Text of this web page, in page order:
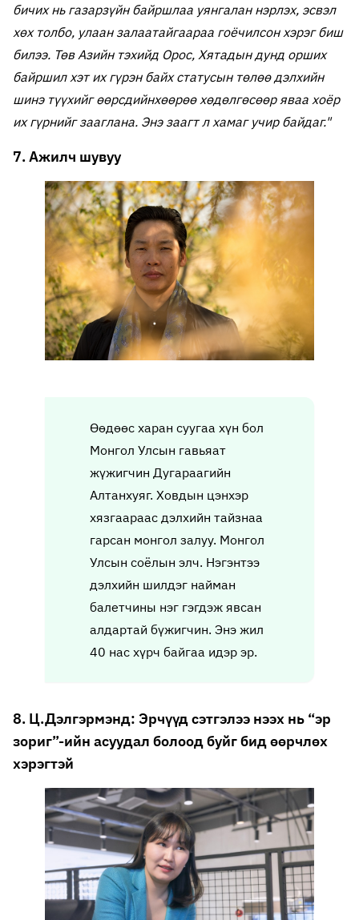
бичих нь газарзүйн байршлаа уянгалан нэрлэх, эсвэл
хөх толбо, улаан залаатайгаараа гоёчилсон хэрэг биш
билээ. Төв Азийн тэхийд Орос, Хятадын дунд орших
байршил хэт их гүрэн байх статусын төлөө дэлхийн
шинэ түүхийг өөрсдийнхөөрөө хөдөлгөсөөр яваа хоёр
их гүрнийг зааглана. Энэ заагт л хамаг учир байдаг."
7. Ажилч шувуу
Өөдөөс харан суугаа хүн бол
Монгол Улсын гавьяат
жүжигчин Дугараагийн
Алтанхуяг. Ховдын цэнхэр
хязгаараас дэлхийн тайзнаа
гарсан монгол залуу. Монгол
Улсын соёлын элч. Нэгэнтээ
дэлхийн шилдэг найман
балетчины нэг гэгдэж явсан
алдартай бүжигчин. Энэ жил
40 нас хүрч байгаа идэр эр.
8. Ц.Дэлгэрмэнд: Эрчүүд сэтгэлээ нээх нь “эр
зориг”-ийн асуудал болоод буйг бид өөрчлөх
хэрэгтэй